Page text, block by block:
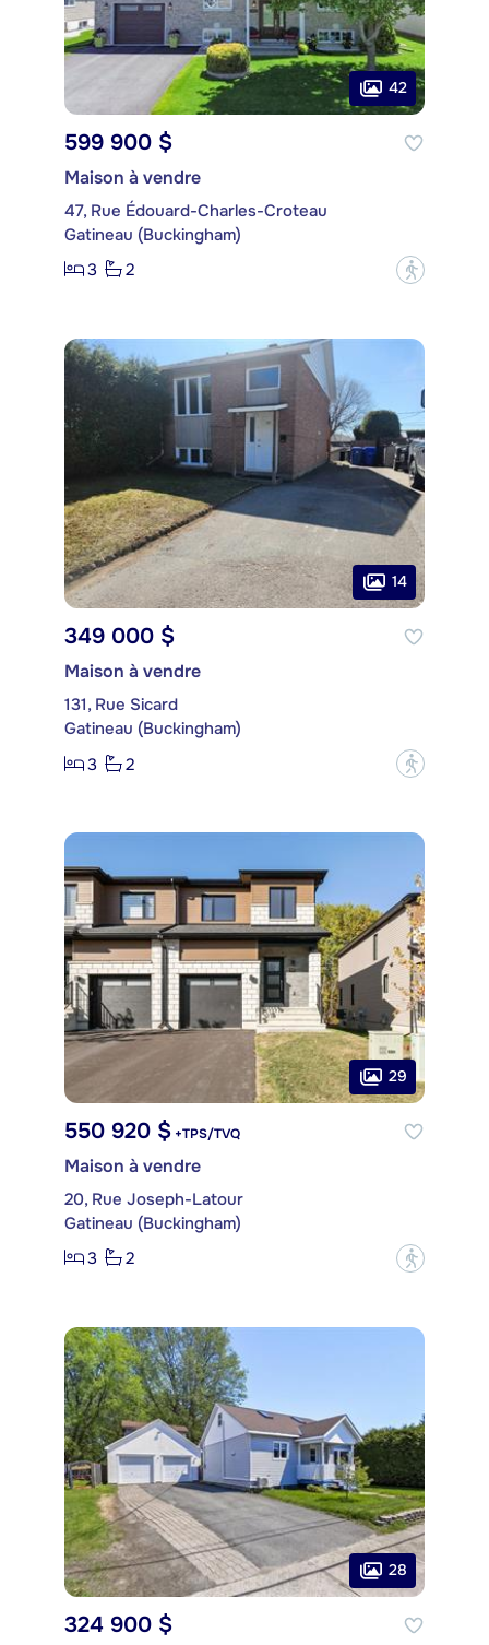
42
599 900 $
Maison à vendre
47, Rue Édouard-Charles-Croteau
Gatineau (Buckingham)
3
2 ?
14
349 000 $
Maison à vendre
131, Rue Sicard
Gatineau (Buckingham)
3
2 ?
29
550 920 $ +TPS/TVQ
Maison à vendre
20, Rue Joseph-Latour
Gatineau (Buckingham)
3
2 ?
28
324 900 $